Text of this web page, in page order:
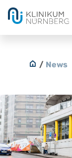
/ News